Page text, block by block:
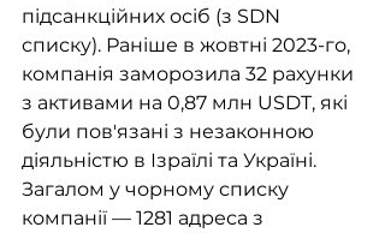
підсанкційних осіб (з SDN
списку). Раніше в жовтні 2023-го,
компанія заморозила 32 рахунки
з активами на 0,87 млн USDT, які
були пов'язані з незаконною
діяльністю в Ізраїлі та Україні.
Загалом у чорному списку
компанії — 1281 адреса з